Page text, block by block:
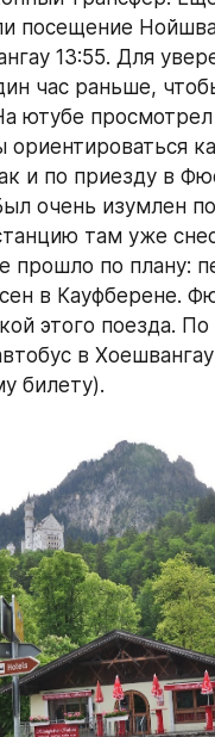
посещение
13:55. Для
час раньше,
ютубе
ориентироваться
и по приезду в
очень изумлен
там уже
прошло по плану:
в Кауфберене.
этого поезда.
в
билету).